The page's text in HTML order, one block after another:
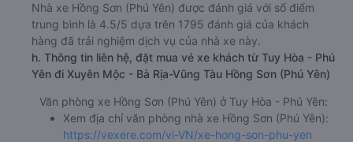
Nhà xe Hồng Sơn (Phú Yên) được đánh giá với số điểm
trung bình là 4.5/5 dựa trên 1795 đánh giá của khách
hàng đã trải nghiệm dịch vụ của nhà xe này.
h. Thông tin liên hệ, đặt mua vé xe khách từ Tuy Hòa - Phú
Yên đi Xuyên Mộc - Bà Rịa-Vũng Tàu Hồng Sơn (Phú Yên)
Văn phòng xe Hồng Sơn (Phú Yên) ở Tuy Hòa - Phú Yên:
Xem địa chỉ văn phòng nhà xe Hồng Sơn (Phú Yên):
https://vexere.com/vi-VN/xe-hong-son-phu-yen